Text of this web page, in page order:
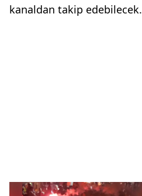
kanaldan takip edebilecek.